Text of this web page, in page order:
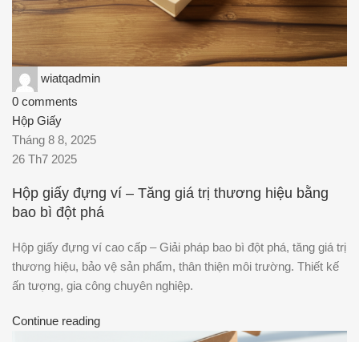
wiatqadmin
0 comments
Hộp Giấy
Tháng 8 8, 2025
26 Th7 2025
Hộp giấy đựng ví – Tăng giá trị thương hiệu bằng
bao bì đột phá
Hộp giấy đựng ví cao cấp – Giải pháp bao bì đột phá, tăng giá trị
thương hiệu, bảo vệ sản phẩm, thân thiện môi trường. Thiết kế
ấn tượng, gia công chuyên nghiệp.
Continue reading